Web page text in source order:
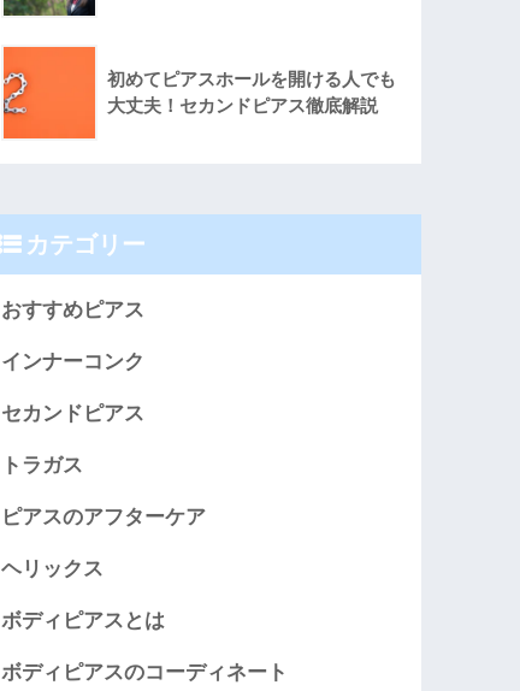
初めてピアスホールを開ける人でも
大丈夫！セカンドピアス徹底解説
カテゴリー
おすすめピアス
インナーコンク
セカンドピアス
トラガス
ピアスのアフターケア
ヘリックス
ボディピアスとは
ボディピアスのコーディネート